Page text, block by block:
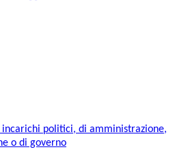
politici, di amministrazione,
o di governo